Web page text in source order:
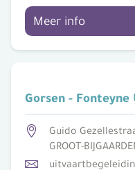
Meer info
Gorsen -
Guido
GROOT-